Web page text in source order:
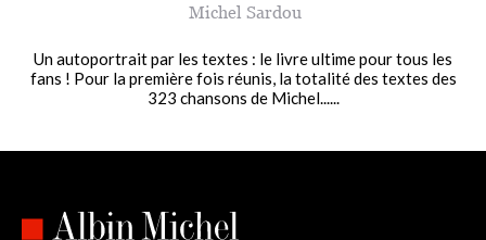
Michel Sardou
Un autoportrait par les textes : le livre ultime pour tous les
fans ! Pour la première fois réunis, la totalité des textes des
323 chansons de Michel......